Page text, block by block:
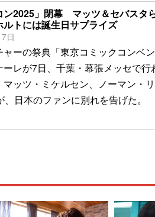
ン2025」閉幕 マッツ＆セバスタ
ルトには誕生日サプライズ
日
ャーの祭典「東京コミックコンベ
ーレが7日、千葉・幕張メッセで行
マッツ・ミケルセン、ノーマン・
日本のファンに別れを告げた。